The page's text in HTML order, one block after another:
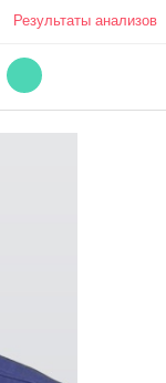
Результаты анализов